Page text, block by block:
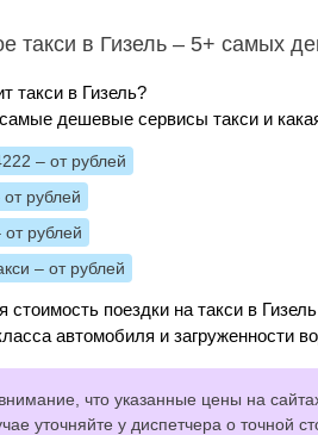
такси в Гизель – 5+ самых
такси в Гизель?
дешевые сервисы такси и
– от рублей
от рублей
рублей
– от рублей
поездки на такси в
автомобиля и загруженности
что указанные цены на
уточняйте у диспетчера о точной